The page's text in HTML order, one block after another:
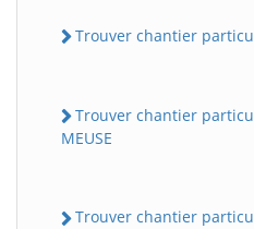
Trouver chantier
Trouver chantier
MEUSE
Trouver chantier